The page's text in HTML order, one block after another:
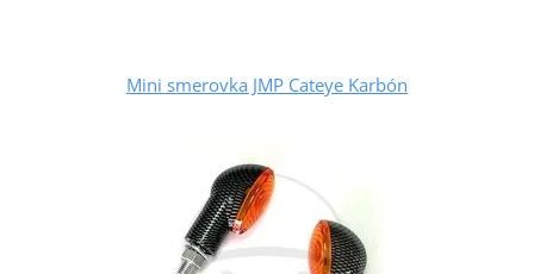
Mini smerovka JMP Cateye Karbón